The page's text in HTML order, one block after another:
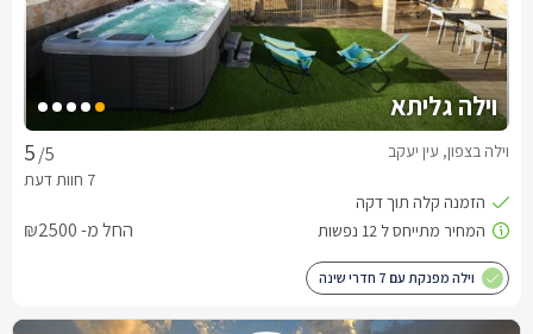
וילה גליתא
/5 וילה בצפון, עין יעקב
החל מ- ₪2500
וילה מפנקת עם 7 חדרי שינה